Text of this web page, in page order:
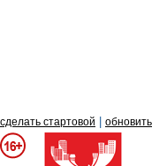
сделать стартовой обновить